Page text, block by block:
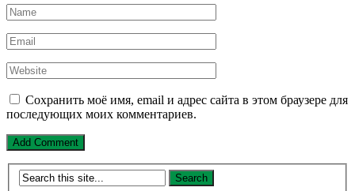
Сохранить моё имя, email и адрес сайта в этом браузере для
последующих моих комментариев.